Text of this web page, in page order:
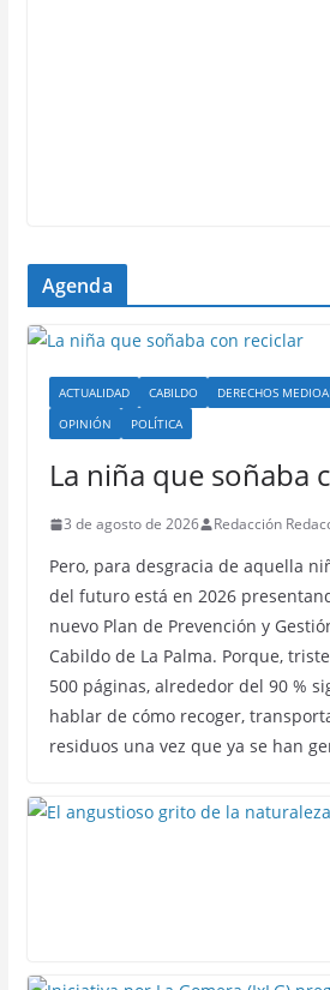
Agenda
ACTUALIDAD CABILDO DERECHOS
OPINIÓN
POLÍTICA
La niña que soñaba
3 de agosto de 2026 Redacción
Pero, para desgracia de aquella
del futuro está en 2026
nuevo Plan de Prevención y
Cabildo de La Palma. Porque,
500 páginas, alrededor del 90 %
hablar de cómo recoger,
residuos una vez que ya se han